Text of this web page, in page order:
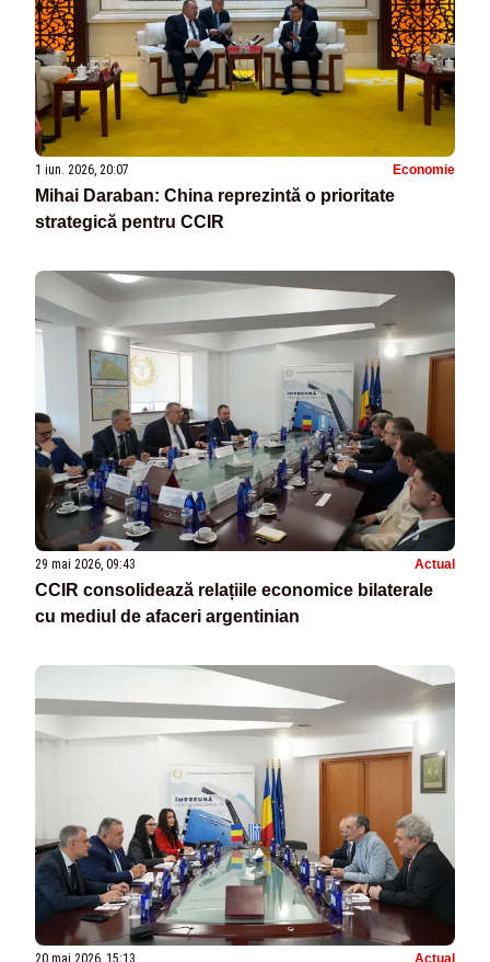
1 iun. 2026, 20:07 Economie
Mihai Daraban: China reprezintă o prioritate
strategică pentru CCIR
29 mai 2026, 09:43 Actual
CCIR consolidează relațiile economice bilaterale
cu mediul de afaceri argentinian
20 mai 2026, 15:13 Actual